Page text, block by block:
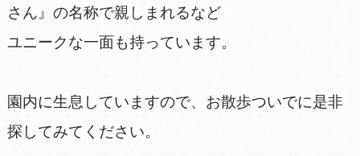
さん』の名称で親しまれるなど
ユニークな一面も持っています。
園内に生息していますので、お散歩ついでに是非
探してみてください。